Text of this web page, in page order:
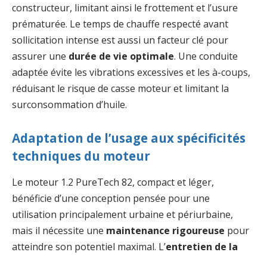
constructeur, limitant ainsi le frottement et l’usure
prématurée. Le temps de chauffe respecté avant
sollicitation intense est aussi un facteur clé pour
assurer une durée de vie optimale. Une conduite
adaptée évite les vibrations excessives et les à-coups,
réduisant le risque de casse moteur et limitant la
surconsommation d’huile.
Adaptation de l’usage aux spécificités
techniques du moteur
Le moteur 1.2 PureTech 82, compact et léger,
bénéficie d’une conception pensée pour une
utilisation principalement urbaine et périurbaine,
mais il nécessite une maintenance rigoureuse pour
atteindre son potentiel maximal. L’entretien de la